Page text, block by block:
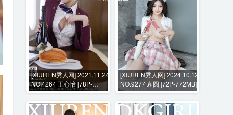
[XIUREN秀人网] 2021.11.24
NO.4264 王心怡 [78P-
690MB]
[XIUREN秀人网] 2024.10.12
NO.9277 袁圆 [72P-772MB]